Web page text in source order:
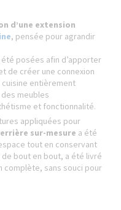
d’une extension
, pensée pour agrandir
posées afin d’apporter
de créer une connexion
cuisine entièrement
meubles
et fonctionnalité.
appliquées pour
sur-mesure a été
tout en conservant
bout en bout, a été livré
complète, sans souci pour